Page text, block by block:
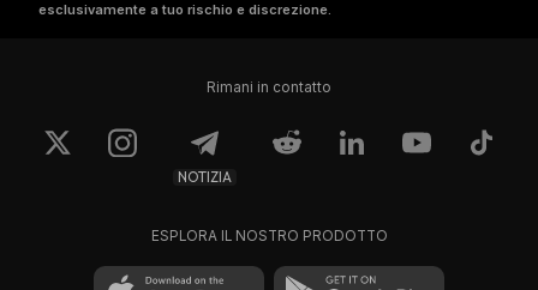
esclusivamente a tuo rischio e discrezione.
Rimani in contatto
NOTIZIA
ESPLORA IL NOSTRO PRODOTTO